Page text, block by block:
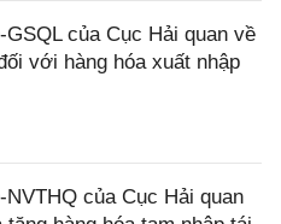
của Cục Hải quan về
với hàng hóa xuất nhập
của Cục Hải quan